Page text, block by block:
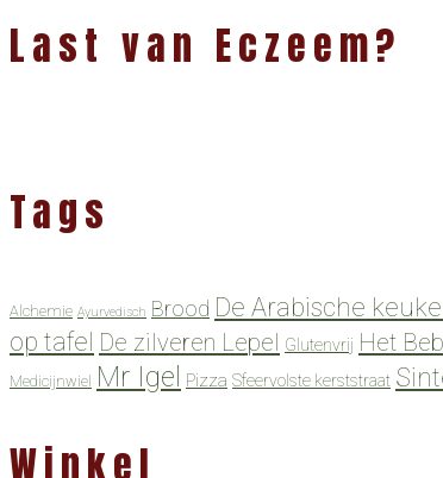
Last van Eczeem?
Tags
Alchemie Ayurvedisch Brood De Arabische
op tafel De zilveren Lepel Glutenvrij Het
Medicijnwiel Mr Igel Pizza Sfeervolste kerststraat
Winkel